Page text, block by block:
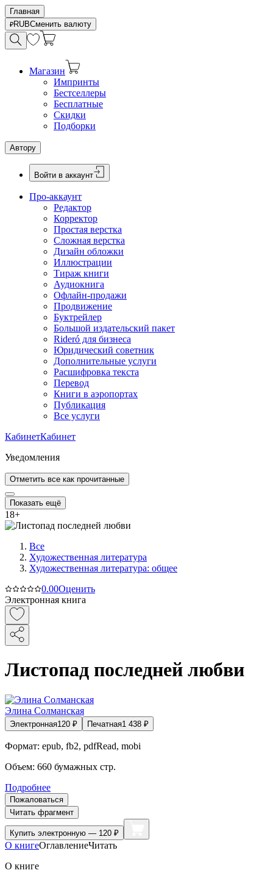
Главная
RUBСменить валюту
Магазин
Импринты
Бестселлеры
Бесплатные
Скидки
Подборки
Автору
Войти в аккаунт
Про-аккаунт
Редактор
Корректор
Простая верстка
Сложная верстка
Дизайн обложки
Иллюстрации
Тираж книги
Аудиокнига
Офлайн-продажи
Продвижение
Буктрейлер
Большой издательский пакет
Rideró для бизнеса
Юридический советник
Дополнительные услуги
Расшифровка текста
Перевод
Книги в аэропортах
Публикация
Все услуги
КабинетКабинет
Уведомления
Отметить все как прочитанные
Показать ещё
18+
Все
Художественная литература
Художественная литература: общее
0.00Оценить
Электронная книга
Листопад последней любви
Элина Солманская
Электронная120 ₽ Печатная1 438 ₽
Формат: epub, fb2, pdfRead, mobi
Объем: 660 бумажных стр.
Подробнее
Пожаловаться
Читать фрагмент
Купить электронную — 120 ₽
О книгеОглавлениеЧитать
О книге